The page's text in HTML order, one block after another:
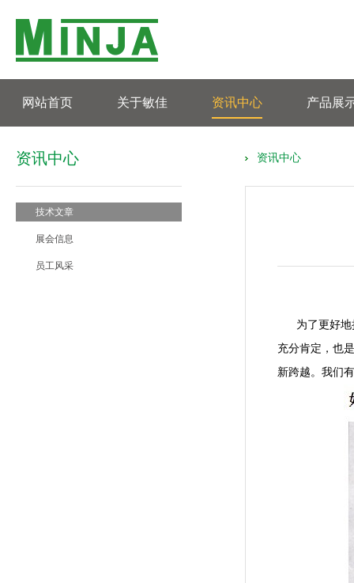
网站首页 关于敏佳 资讯中心 产品展
资讯中心
技术文章
展会信息
员工风采
资讯中心
为了更好地
充分肯定，也
新跨越。我们